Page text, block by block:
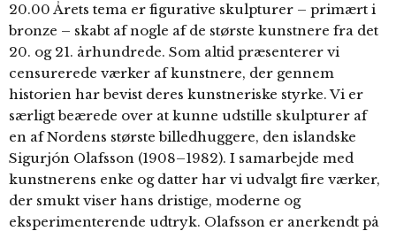
20.00 Årets tema er figurative skulpturer – primært i
bronze – skabt af nogle af de største kunstnere fra det
20. og 21. århundrede. Som altid præsenterer vi
censurerede værker af kunstnere, der gennem
historien har bevist deres kunstneriske styrke. Vi er
særligt beærede over at kunne udstille skulpturer af
en af Nordens største billedhuggere, den islandske
Sigurjón Olafsson (1908–1982). I samarbejde med
kunstnerens enke og datter har vi udvalgt fire værker,
der smukt viser hans dristige, moderne og
eksperimenterende udtryk. Olafsson er anerkendt på